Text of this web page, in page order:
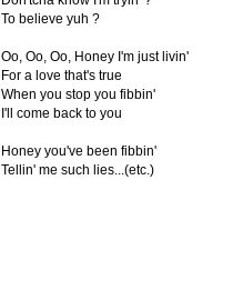
To believe yuh ?
Oo, Oo, Oo, Honey I'm just livin'
For a love that's true
When you stop you fibbin'
I'll come back to you
Honey you've been fibbin'
Tellin' me such lies...(etc.)